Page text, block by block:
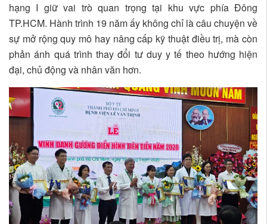
hạng I giữ vai trò quan trọng tại khu vực phía Đông
TP.HCM. Hành trình 19 năm ấy không chỉ là câu chuyện về
sự mở rộng quy mô hay nâng cấp kỹ thuật điều trị, mà còn
phản ánh quá trình thay đổi tư duy y tế theo hướng hiện
đại, chủ động và nhân văn hơn.